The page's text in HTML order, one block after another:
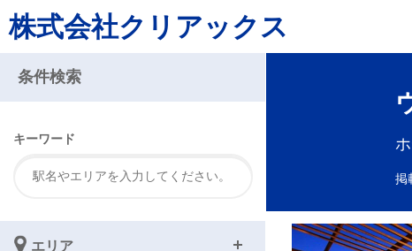
株式会社クリアックス
掲
条件検索
キーワード
エリア